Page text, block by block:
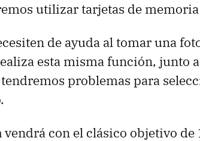
utilizar tarjetas de memoria
de ayuda al tomar una
esta misma función, junto
problemas para
vendrá con el clásico objetivo